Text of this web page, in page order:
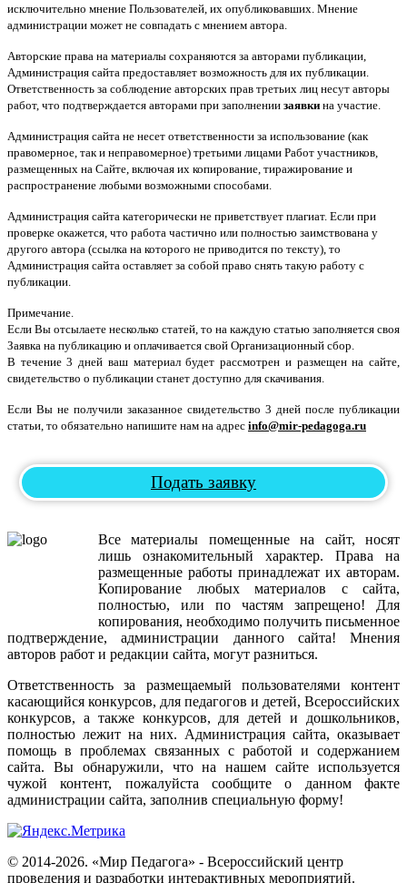
исключительно мнение Пользователей, их опубликовавших. Мнение
администрации может не совпадать с мнением автора.
Авторские права на материалы сохраняются за авторами публикации,
Администрация сайта предоставляет возможность для их публикации.
Ответственность за соблюдение авторских прав третьих лиц несут авторы
работ, что подтверждается авторами при заполнении заявки на участие.
Администрация сайта не несет ответственности за использование (как
правомерное, так и неправомерное) третьими лицами Работ участников,
размещенных на Сайте, включая их копирование, тиражирование и
распространение любыми возможными способами.
Администрация сайта категорически не приветствует плагиат. Если при
проверке окажется, что работа частично или полностью заимствована у
другого автора (ссылка на которого не приводится по тексту), то
Администрация сайта оставляет за собой право снять такую работу с
публикации.
Примечание.
Если Вы отсылаете несколько статей, то на каждую статью заполняется своя
Заявка на публикацию и оплачивается свой Организационный сбор
В течение 3 дней ваш материал будет рассмотрен и размещен на сайте,
свидетельство о публикации станет доступно для скачивания.
Если Вы не получили заказанное свидетельство 3 дней после публикации
статьи, то обязательно напишите нам на адрес info@mir-pedagoga.ru
Подать заявку
Все материалы помещенные на сайт,носят
лишь
ознакомительный характер. Права
на
размещенные работы принадлежат их авторам.
Копирование
любых материалов с сайта,
полностью, или по частям запрещено! Для
копирования, необходимо получить письменное
подтверждение,администрации данного сайта! Мнения
авторов работ и редакции сайта, могут разниться.
Ответственность
за размещаемый пользователями
контент
касающийся конкурсов, для педагогов и детей, Всероссийских
конкурсов, а также конкурсов, для детей и дошкольников,
полностью лежит на них. Администрация сайта, оказывает
помощь в проблемах связанных с работой и содержанием
сайта. Вы обнаружили, что на нашем сайте используется
чужой
контент, пожалуйста сообщите о данном
факте
администрации сайта, заполнив специальную форму!
© 2014-2026. «Мир Педагога» - Всероссийский центр
проведения и разработки интерактивных мероприятий.